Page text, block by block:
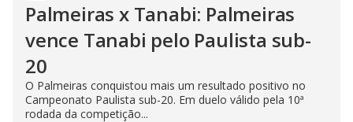
Palmeiras x Tanabi: Palmeiras
vence Tanabi pelo Paulista sub-
20
O Palmeiras conquistou mais um resultado positivo no
Campeonato Paulista sub-20. Em duelo válido pela 10ª
rodada da competição...